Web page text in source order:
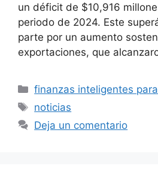
un déficit de $10,916
periodo de 2024. Este
parte por un aumento
exportaciones, que
Categorías
finanzas inteligentes
Etiquetas
noticias
Deja un comentario